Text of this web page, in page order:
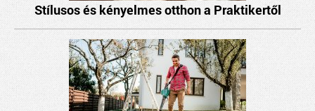
Stílusos és kényelmes otthon a Praktikertől